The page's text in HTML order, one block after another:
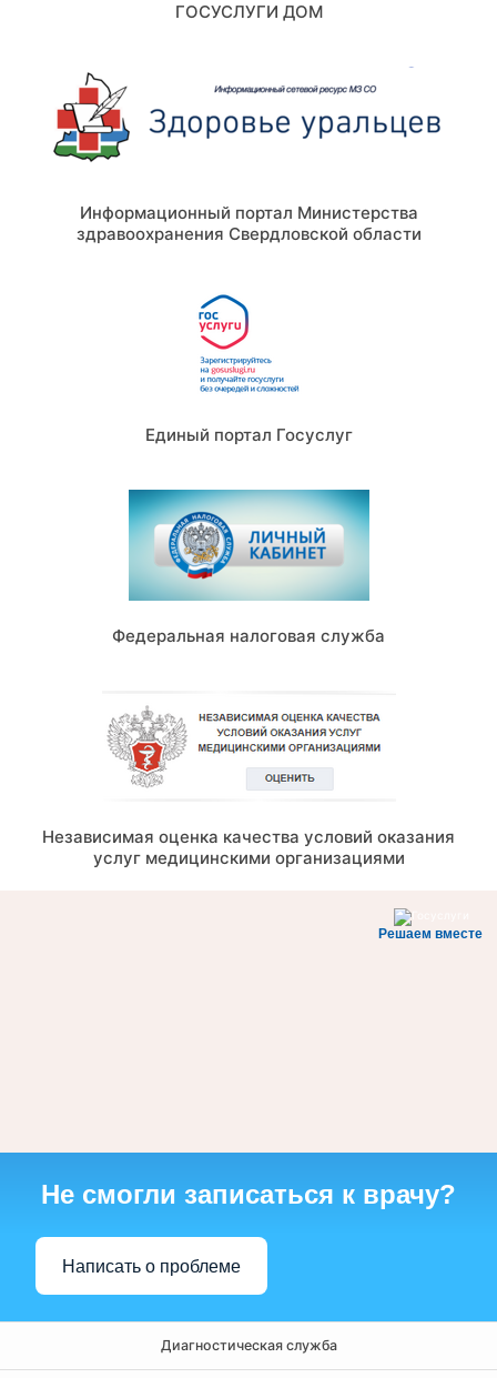
ГОСУСЛУГИ ДОМ
Информационный портал Министерства
здравоохранения Свердловской области
Единый портал Госуслуг
Федеральная налоговая служба
Независимая оценка качества условий оказания
услуг медицинскими организациями
Решаем вместе
Не смогли записаться к врачу?
Написать о проблеме
Диагностическая служба